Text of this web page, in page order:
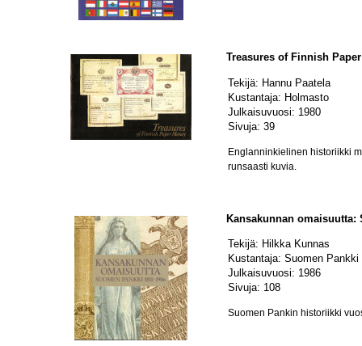
Treasures of Finnish
Tekijä: Hannu Paatela
Kustantaja: Holmasto
Julkaisuvuosi: 1980
Sivuja: 39
Englanninkielinen historiikki
runsaasti kuvia.
Kansakunnan omaisuutta:
Tekijä: Hilkka Kunnas
Kustantaja: Suomen Pankki
Julkaisuvuosi: 1986
Sivuja: 108
Suomen Pankin historiikki